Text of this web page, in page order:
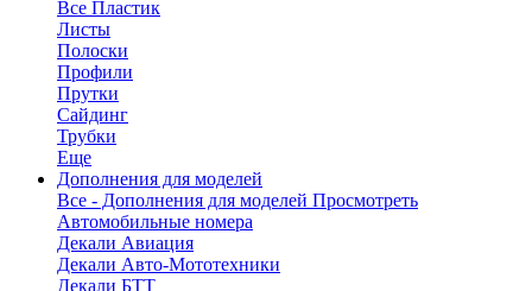
Все Пластик
Листы
Полоски
Профили
Прутки
Сайдинг
Трубки
Еще
Дополнения для моделей
Все - Дополнения для моделей Просмотреть
Автомобильные номера
Декали Авиация
Декали Авто-Мототехники
Декали БТТ